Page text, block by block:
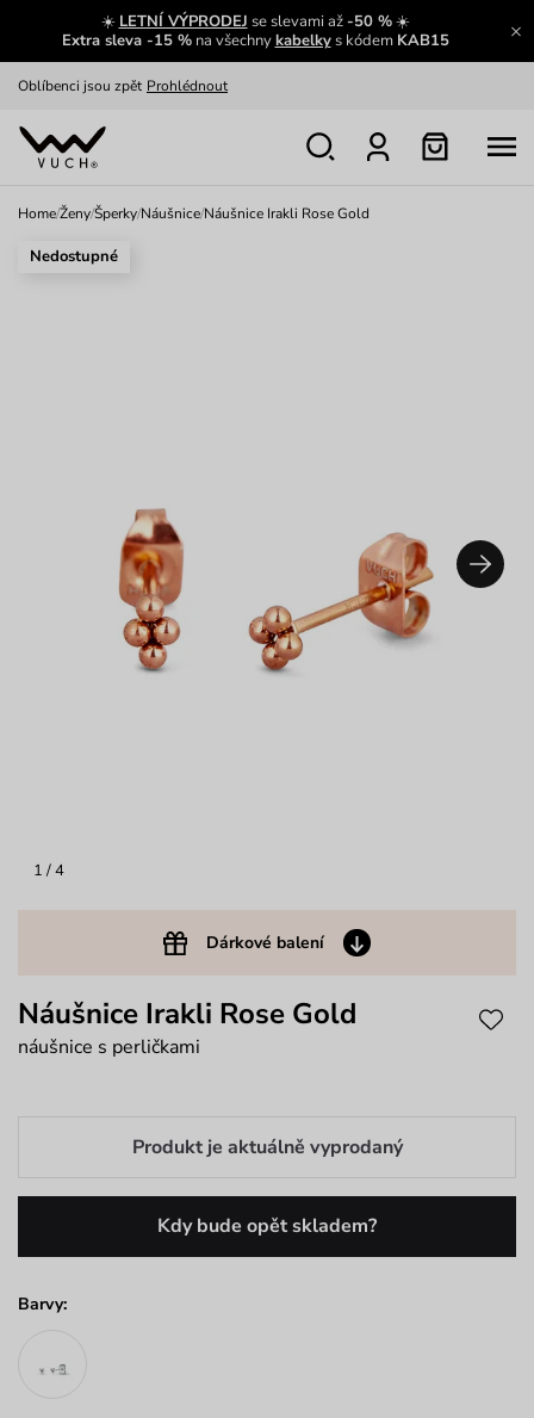
☀️ LETNÍ VÝPRODEJ se slevami až -50 %☀️
Extra sleva -15 %na všechnykabelkys kódem KAB15
Výměna a vrácení zdarma Zobrazit
Oblíbenci jsou zpět Prohlédnout
Nech se inspirovat
Home/Ženy/Šperky/Náušnice/Náušnice Irakli Rose Gold
1 / 4
Dárkové balení
Nedostupné
Náušnice Irakli Rose Gold
náušnice s perličkami
Produkt je aktuálně vyprodaný
Kdy bude opět skladem?
Barvy: